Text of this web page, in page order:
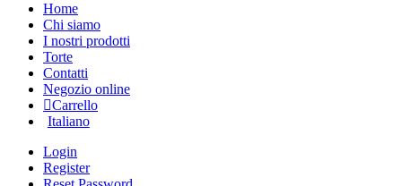
Home
Chi siamo
I nostri prodotti
Torte
Contatti
Negozio online
Carrello
Italiano
Login
Register